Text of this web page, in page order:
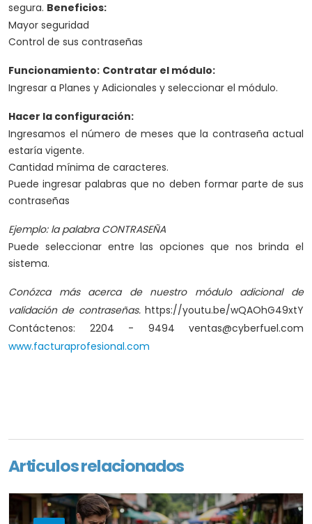
segura. Beneficios:
Mayor seguridad
Control de sus contraseñas
Funcionamiento: Contratar el módulo:
Ingresar a Planes y Adicionales y seleccionar el módulo.
Hacer la configuración:
Ingresamos el número de meses que la contraseña actual
estaría vigente.
Cantidad mínima de caracteres.
Puede ingresar palabras que no deben formar parte de sus
contraseñas
Ejemplo: la palabra CONTRASEÑA
Puede seleccionar entre las opciones que nos brinda el
sistema.
Conózca más acerca de nuestro módulo adicional de
validación de contraseñas.https://youtu.be/wQAOhG49xtY
Contáctenos: 2204 - 9494 ventas@cyberfuel.com
www.facturaprofesional.com
Articulos relacionados